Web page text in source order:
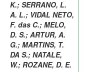
K.; SERRANO, L.
A. L.; VIDAL NETO,
F. das C.; MELO,
D. S.; ARTUR, A.
G.; MARTINS, T.
DA S.; NATALE,
W.; ROZANE, D. E.